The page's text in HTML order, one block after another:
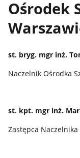
Ośrodek
st. bryg. mgr inż.
Naczelnik Ośrodka
st. kpt. mgr inż.
Zastępca